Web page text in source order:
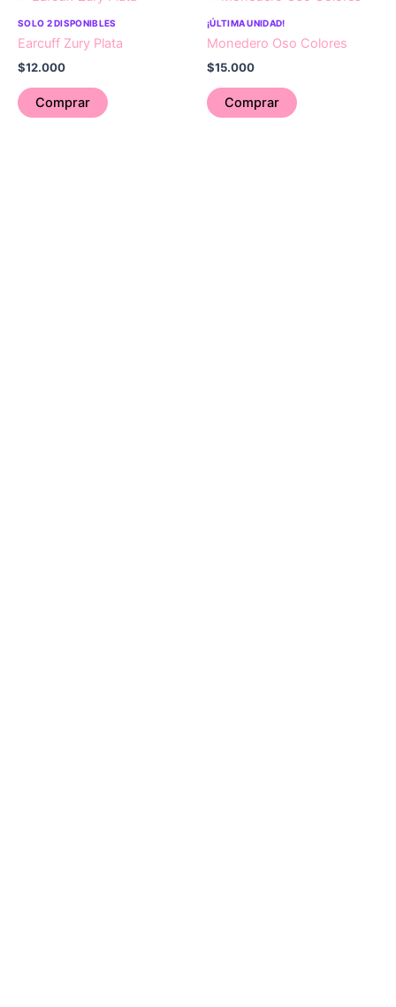
SOLO 2 DISPONIBLES
Earcuff Zury Plata
$12.000
Comprar
¡ÚLTIMA UNIDAD!
Monedero Oso Colores
$15.000
Comprar